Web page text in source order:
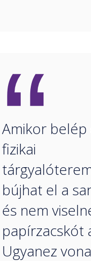
“
Amikor belép
fizikai
bújhat el a
és nem
papírzacskót
Ugyanez